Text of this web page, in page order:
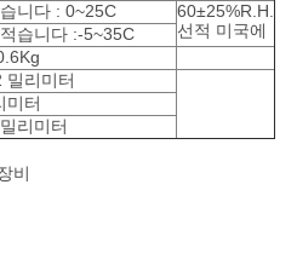
니다 : 0~25C
60±25%R.H.
선적 미국에
습니다 :-5~35C
밀리미터
미터
리미터
비